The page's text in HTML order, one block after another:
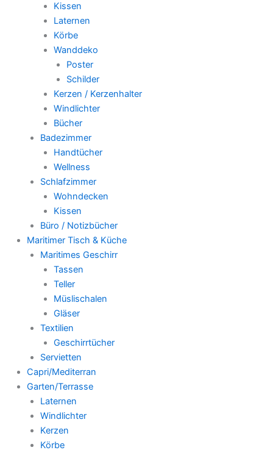
Kissen
Laternen
Körbe
Wanddeko
Poster
Schilder
Kerzen / Kerzenhalter
Windlichter
Bücher
Badezimmer
Handtücher
Wellness
Schlafzimmer
Wohndecken
Kissen
Büro / Notizbücher
Maritimer Tisch & Küche
Maritimes Geschirr
Tassen
Teller
Müslischalen
Gläser
Textilien
Geschirrtücher
Servietten
Capri/Mediterran
Garten/Terrasse
Laternen
Windlichter
Kerzen
Körbe